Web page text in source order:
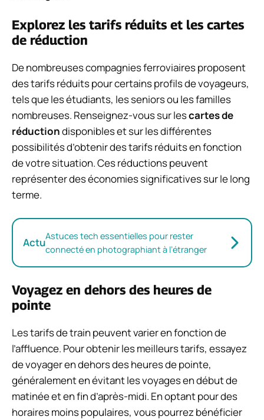
Explorez les tarifs réduits et les cartes
de réduction
De nombreuses compagnies ferroviaires proposent
des tarifs réduits pour certains profils de voyageurs,
tels que les étudiants, les seniors ou les familles
nombreuses. Renseignez-vous sur lescartes de
réductiondisponibles et sur les différentes
possibilités d’obtenir des tarifs réduits en fonction
de votre situation. Ces réductions peuvent
représenter des économies significatives sur le long
terme.
ActuAstuces tech essentielles pour rester
connecté en photographiant à l’étranger
Voyagez en dehors des heures de
pointe
Les tarifs de train peuvent varier en fonction de
l’affluence. Pour obtenir les meilleurs tarifs, essayez
de voyager en dehors des heures de pointe,
généralement en évitant les voyages en début de
matinée et en fin d’après-midi. En optant pour des
horaires moins populaires, vous pourrez bénéficier